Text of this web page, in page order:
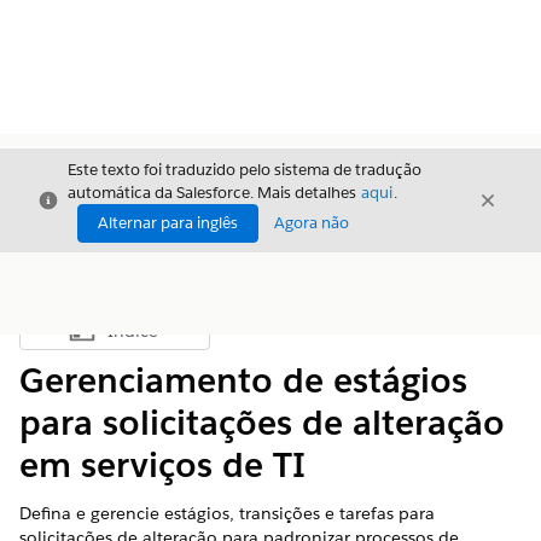
Fechar
Este texto foi traduzido pelo sistema de tradução
automática da Salesforce. Mais detalhes aqui.
Alternar para inglês
Agora não
Fechar
Mostrar índice
Índice
Gerenciamento de estágios
para solicitações de alteração
em serviços de TI
Defina e gerencie estágios, transições e tarefas para